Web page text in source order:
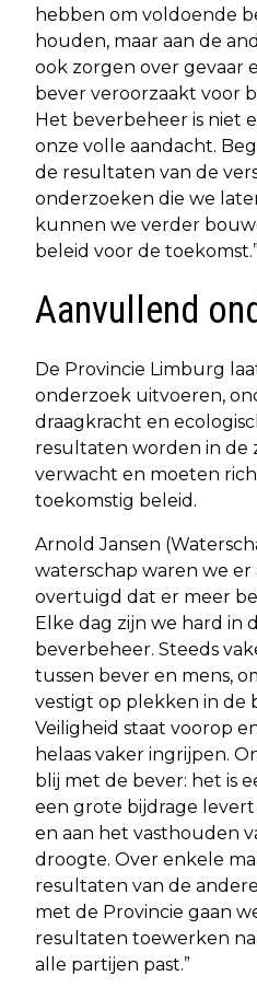
hebben om voldoende
houden, maar aan de
ook zorgen over gevaar
bever veroorzaakt voor
Het beverbeheer is niet
onze volle aandacht.
de resultaten van de
onderzoeken die we
kunnen we verder
beleid voor de
Aanvullend
De Provincie Limburg
onderzoek uitvoeren,
draagkracht en
resultaten worden in de
verwacht en moeten
toekomstig beleid.
Arnold Jansen
waterschap waren we er
overtuigd dat er meer
Elke dag zijn we hard in
beverbeheer. Steeds
tussen bever en mens,
vestigt op plekken in de
Veiligheid staat voorop
helaas vaker ingrijpen.
blij met de bever: het is
een grote bijdrage
en aan het vasthouden
droogte. Over enkele
resultaten van de
met de Provincie gaan
resultaten toewerken
alle partijen past.”